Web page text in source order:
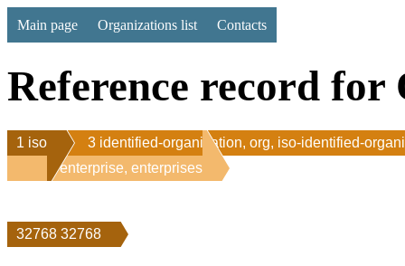
Main page Organizations list Contacts
Reference record for
1 iso
3 identified-organization, org, iso-identified-
1 enterprise, enterprises
32768 32768